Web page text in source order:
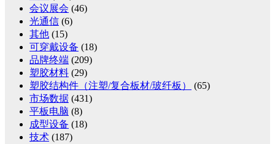
会议展会 (46)
光通信 (6)
其他 (15)
可穿戴设备 (18)
品牌终端 (209)
塑胶材料 (29)
塑胶结构件（注塑/复合板材/玻纤板）
(65)
市场数据 (431)
平板电脑 (8)
成型设备 (18)
技术 (187)